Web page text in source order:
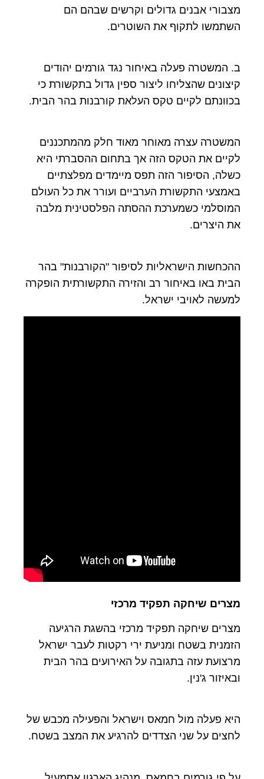
מצבורי אבנים גדולים וקרשים שבהם הם
השתמשו לתקוף את השוטרים.
ב. המשטרה פעלה באיחור נגד גורמים יהודים
קיצונים שהצליחו ליצור ספין גדול בתקשורת כי
בכוונתם לקיים טקס העלאת קורבנות בהר הבית.
המשטרה עצרה מאוחר מאוד חלק מהמתכננים
לקיים את הטקס הזה אך בתחום ההסברתי היא
כשלה, הסיפור הזה תפס מיימדים מפלצתיים
באמצעי התקשורת הערביים ועורר את כל העולם
המוסלמי כשמערכת ההסתה הפלסטינית מלבה
את היצרים.
ההכחשות הישראליות לסיפור "הקורבנות" בהר
הבית באו באיחור רב והזירה התקשורתית הופקרה
למעשה לאויבי ישראל.
מצרים שיחקה תפקיד מרכזי
מצרים שיחקה תפקיד מרכזי בהשגת הרגיעה
הזמנית בשטח ומניעת ירי רקטות לעבר ישראל
מרצועת עזה בתגובה על האירועים בהר הבית
ובאיזור ג'נין.
היא פעלה מול חמאס וישראל והפעילה מכבש של
לחצים על שני הצדדים להרגיע את המצב בשטח.